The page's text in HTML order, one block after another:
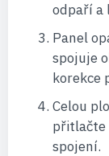
odpaří a
Panel
spojuje
korekce
Celou
přitlačte
spojení.